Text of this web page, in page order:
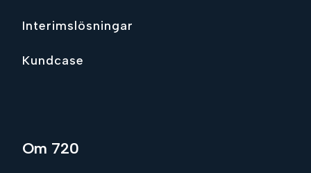
Interimslösningar
Kundcase
Om 720